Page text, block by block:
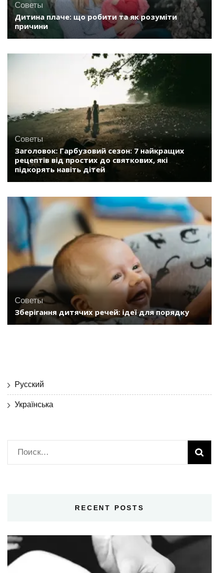
Советы
Дитина плаче: що робити та як розуміти
причини
Советы
Заголовок: Гарбузовий сезон: 7 найкращих
рецептів від простих до святкових, які
підкорять навіть дітей
Советы
Зберігання дитячих речей: ідеї для порядку
Русский
Українська
Найти:
RECENT POSTS